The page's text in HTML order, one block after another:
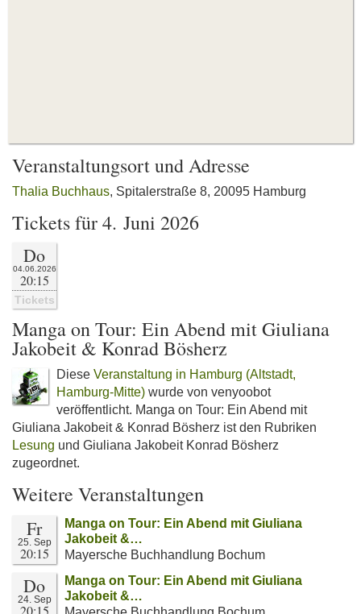
Veranstaltungsort und Adresse
Thalia Buchhaus, Spitalerstraße 8, 20095 Hamburg
Tickets für 4. Juni 2026
Do
04.06.2026
20:15
Tickets
Manga on Tour: Ein Abend mit Giuliana
Jakobeit & Konrad Bösherz
Diese Veranstaltung in Hamburg (Altstadt,
Hamburg-Mitte) wurde von venyoobot
veröffentlicht. Manga on Tour: Ein Abend mit
Giuliana Jakobeit & Konrad Bösherz ist den Rubriken
Lesung und Giuliana Jakobeit Konrad Bösherz
zugeordnet.
Weitere Veranstaltungen
Fr
25. Sep
20:15
Manga on Tour: Ein Abend mit Giuliana
Jakobeit &…
Mayersche Buchhandlung Bochum
Do
24. Sep
20:15
Manga on Tour: Ein Abend mit Giuliana
Jakobeit &…